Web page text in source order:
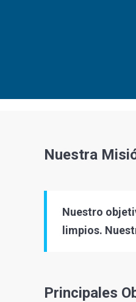
Nuestra
Nuestro
limpios.
Principales